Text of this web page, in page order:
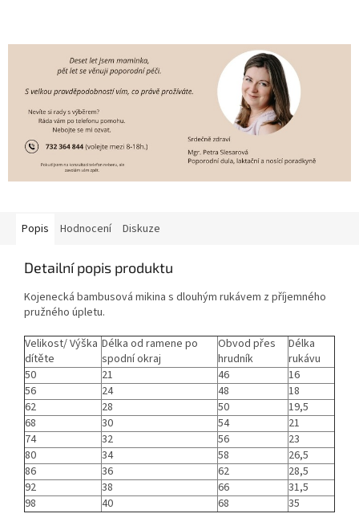
Popis Hodnocení Diskuze
Detailní popis produktu
Kojenecká bambusová mikina s dlouhým rukávem z příjemného
pružného úpletu.
Velikost/ Výška
dítěte
Délka od ramene po
spodní okraj
Obvod přes
hrudník
Délka
rukávu
50
21 46
16
56
24 48
18
62
28 50
19,5
68
30 54
21
74
32 56
23
80
34 58
26,5
86
36 62
28,5
92
38 66
31,5
98
40 68
35